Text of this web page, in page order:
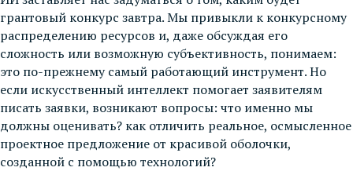
грантовый конкурс завтра. Мы привыкли к конкурсному
распределению ресурсов и, даже обсуждая его
сложность или возможную субъективность, понимаем:
это по-прежнему самый работающий инструмент. Но
если искусственный интеллект помогает заявителям
писать заявки, возникают вопросы: что именно мы
должны оценивать? как отличить реальное, осмысленное
проектное предложение от красивой оболочки,
созданной с помощью технологий?